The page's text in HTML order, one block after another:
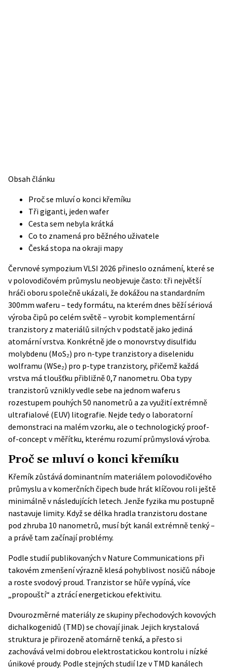
Obsah článku
Proč se mluví o konci křemíku
Tři giganti, jeden wafer
Cesta sem nebyla krátká
Co to znamená pro běžného uživatele
Česká stopa na okraji mapy
Červnové sympozium VLSI 2026 přineslo oznámení, které se
v polovodičovém průmyslu neobjevuje často: tři největší
hráči oboru společně ukázali, že dokážou na standardním
300mm waferu – tedy formátu, na kterém dnes běží sériová
výroba čipů po celém světě – vyrobit komplementární
tranzistory z materiálů silných v podstatě jako jediná
atomární vrstva. Konkrétně jde o monovrstvy disulfidu
molybdenu (MoS₂) pro n-type tranzistory a diselenidu
wolframu (WSe₂) pro p-type tranzistory, přičemž každá
vrstva má tloušťku přibližně 0,7 nanometru. Oba typy
tranzistorů vznikly vedle sebe na jednom waferu s
rozestupem pouhých 50 nanometrů a za využití extrémně
ultrafialové (EUV) litografie. Nejde tedy o laboratorní
demonstraci na malém vzorku, ale o technologický proof-
of-concept v měřítku, kterému rozumí průmyslová výroba.
Proč se mluví o konci křemíku
Křemík zůstává dominantním materiálem polovodičového
průmyslu a v komerčních čipech bude hrát klíčovou roli ještě
minimálně v následujících letech. Jenže fyzika mu postupně
nastavuje limity. Když se délka hradla tranzistoru dostane
pod zhruba 10 nanometrů, musí být kanál extrémně tenký –
a právě tam začínají problémy.
Podle studií publikovaných vNature Communications při
takovém zmenšení výrazně klesá pohyblivost nosičů náboje
a roste svodový proud. Tranzistor se hůře vypíná, více
„propouští“ a ztrácí energetickou efektivitu.
Dvourozměrné materiály ze skupiny přechodových kovových
dichalkogenidů (TMD) se chovají jinak. Jejich krystalová
struktura je přirozeně atomárně tenká, a přesto si
zachovává velmi dobrou elektrostatickou kontrolu i nízké
únikové proudy. Podle stejných studií lze v TMD kanálech